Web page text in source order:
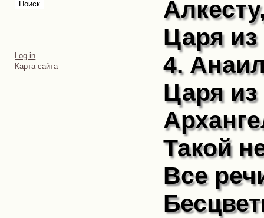
Personal
tools
Log in
Карта сайта
Царя
4.
Царя
Такой
Все